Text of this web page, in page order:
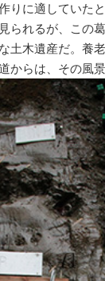
りに適していた
られるが、この
土木遺産だ。養
からは、その風